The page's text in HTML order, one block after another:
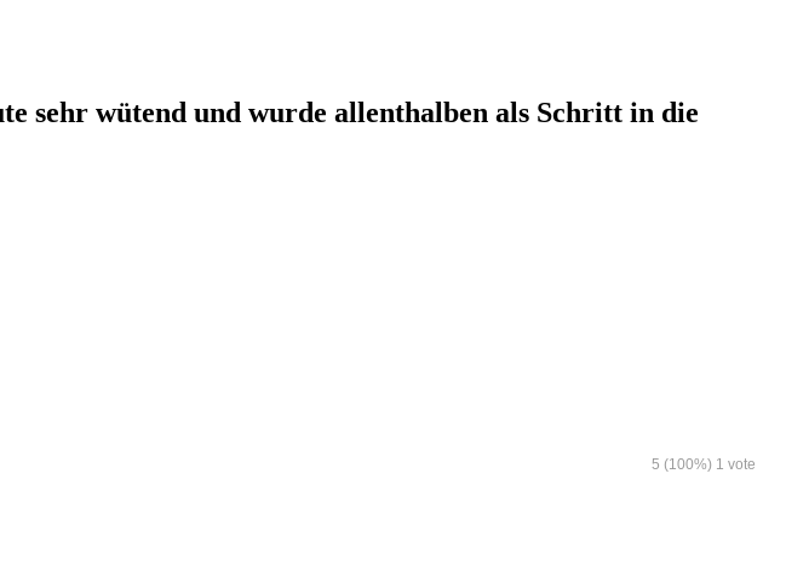
sehr wütend und wurde allenthalben als Schritt in die
5 (100%) 1 vote